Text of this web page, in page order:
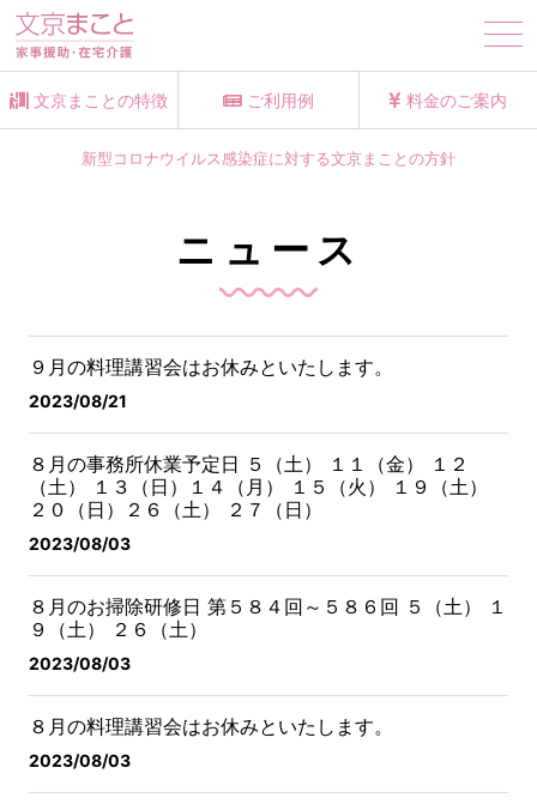
文京まことの特徴 ご利用例 料金のご案内
新型コロナウイルス感染症に対する文京まことの方針
ニュース
９月の料理講習会はお休みといたします。
2023/08/21
８月の事務所休業予定日 ５（土） １１（金） １２
（土） １３（日）
１４（月） １５（火） １９（土）
２０（日）
２６（土） ２７（日）
2023/08/03
８月のお掃除研修日 第５８４回～５８６回 ５（土） １
９（土） ２６（土）
2023/08/03
８月の料理講習会はお休みといたします。
2023/08/03